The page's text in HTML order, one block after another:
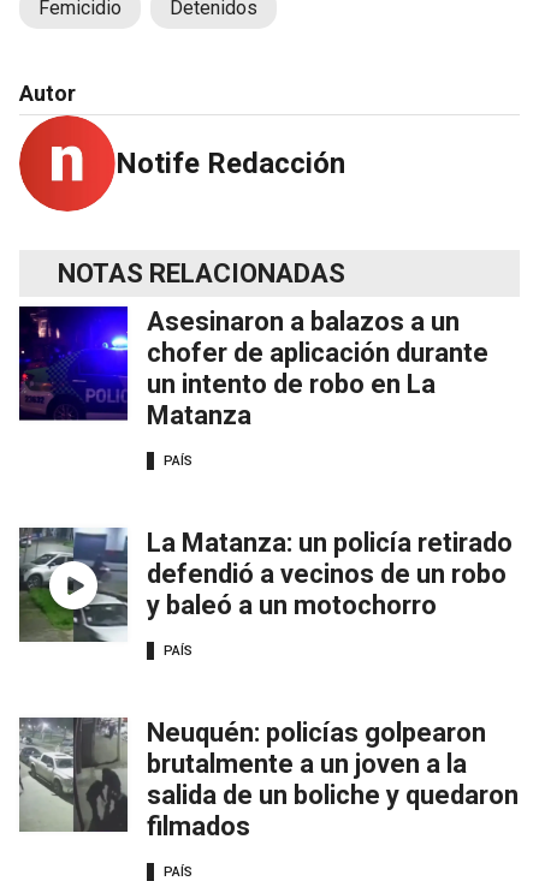
Femicidio Detenidos
Autor
Notife Redacción
NOTAS RELACIONADAS
Asesinaron a balazos a un
chofer de aplicación durante
un intento de robo en La
Matanza
PAÍS
La Matanza: un policía retirado
defendió a vecinos de un robo
y baleó a un motochorro
PAÍS
Neuquén: policías golpearon
brutalmente a un joven a la
salida de un boliche y quedaron
filmados
PAÍS